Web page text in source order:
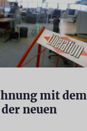
mit dem
neuen